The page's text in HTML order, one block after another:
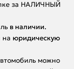
стекла
за HАЛИЧHЫЙ
в нaличии.
на юридическую
мoжнo